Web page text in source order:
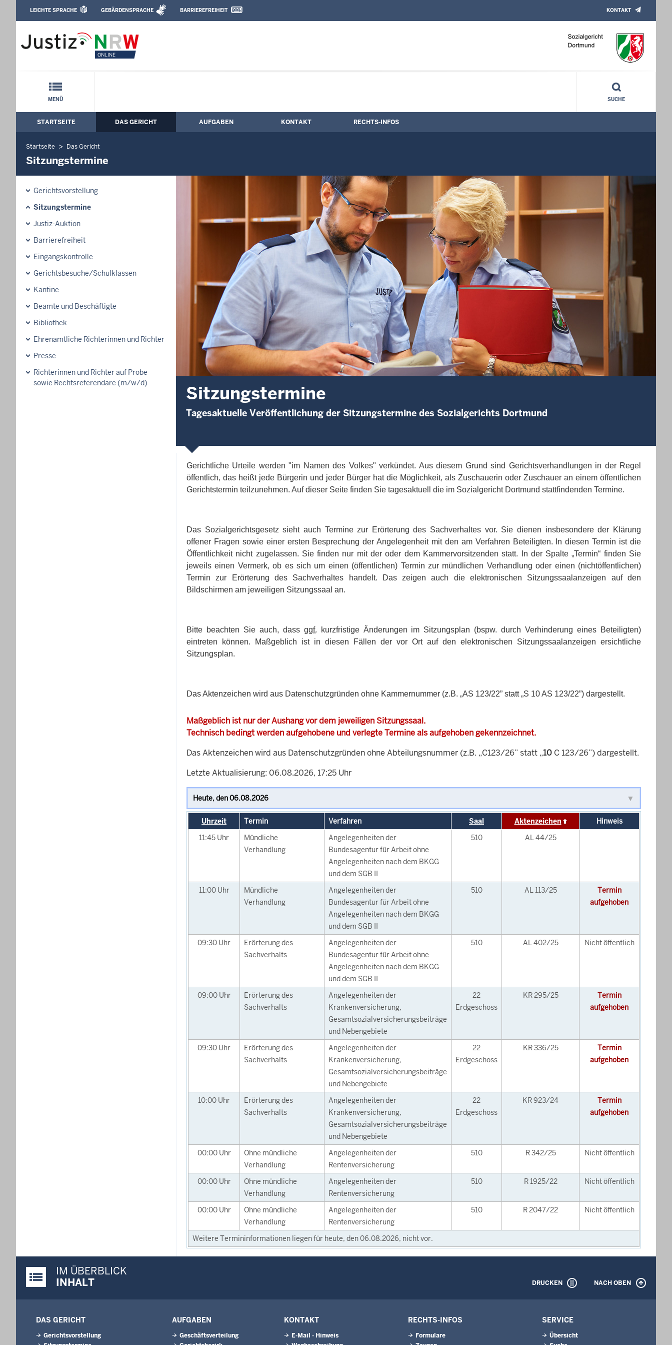
Sozialgericht Dortmund: Sitzungstermine
Leichte Sprache, Gebärdensprachenvideo und Kontaktformular
LEICHTE SPRACHE GEBÄRDENSPRACHE BARRIEREFREIHEIT KONTAKT
Schnellnavigation mit Volltext-Suche
MENÜ SUCHE
Hauptmenü: Hauptnavigation
STARTSEITE DAS GERICHT AUFGABEN KONTAKT RECHTS-INFOS
Startseite Das Gericht
Sitzungstermine
Gerichtsvorstellung
Sitzungstermine
Justiz-Auktion
Barrierefreiheit
Eingangskontrolle
Gerichtsbesuche/Schulklassen
Kantine
Beamte und Beschäftigte
Bibliothek
Ehrenamtliche Richterinnen und Richter
Presse
Richterinnen und Richter auf Probe
sowie Rechtsreferendare (m/w/d)
Sitzungstermine
Tagesaktuelle Veröffentlichung der Sitzungstermine des Sozialgerichts Dortmund
Gerichtliche Urteile werden "im Namen des Volkes" verkündet. Aus diesem Grund sind Gerichtsverhandlungen in der Regel
öffentlich, das heißt jede Bürgerin und jeder Bürger hat die Möglichkeit, als Zuschauerin oder Zuschauer an einem öffentlichen
Gerichtstermin teilzunehmen. Auf dieser Seite finden Sie tagesaktuell die im Sozialgericht Dortmund stattfindenden Termine.
Das Sozialgerichtsgesetz sieht auch Termine zur Erörterung des Sachverhaltes vor. Sie dienen insbesondere der Klärung
offener Fragen sowie einer ersten Besprechung der Angelegenheit mit den am Verfahren Beteiligten. In diesen Termin ist die
Öffentlichkeit nicht zugelassen. Sie finden nur mit der oder dem Kammervorsitzenden statt. In der Spalte „Termin“ finden Sie
jeweils einen Vermerk, ob es sich um einen (öffentlichen) Termin zur mündlichen Verhandlung oder einen (nichtöffentlichen)
Termin zur Erörterung des Sachverhaltes handelt. Das zeigen auch die elektronischen Sitzungssaalanzeigen auf den
Bildschirmen am jeweiligen Sitzungssaal an.
Bitte beachten Sie auch, dass ggf. kurzfristige Änderungen im Sitzungsplan (bspw. durch Verhinderung eines Beteiligten)
eintreten können. Maßgeblich ist in diesen Fällen der vor Ort auf den elektronischen Sitzungssaalanzeigen ersichtliche
Sitzungsplan.
Das Aktenzeichen wird aus Datenschutzgründen ohne Kammernummer (z.B. „AS 123/22” statt „S 10 AS 123/22”) dargestellt.
Maßgeblich ist nur der Aushang vor dem jeweiligen Sitzungssaal.
Technisch bedingt werden aufgehobene und verlegte Termine als aufgehoben gekennzeichnet.
Das Aktenzeichen wird aus Datenschutzgründen ohne Abteilungsnummer (z.B. „C123/26” statt „10 C 123/26”) dargestellt.
Letzte Aktualisierung: 06.08.2026, 17:25 Uhr
Uhrzeit Termin Verfahren Saal Aktenzeichen
Hinweis
11:45 Uhr
Mündliche
Verhandlung
Angelegenheiten der
Bundesagentur für Arbeit ohne
Angelegenheiten nach dem BKGG
und dem SGB II
510 AL 44/25
11:00 Uhr
Mündliche
Verhandlung
Angelegenheiten der
Bundesagentur für Arbeit ohne
Angelegenheiten nach dem BKGG
und dem SGB II
510 AL 113/25
Termin
aufgehoben
09:30 Uhr
Erörterung des
Sachverhalts
Angelegenheiten der
Bundesagentur für Arbeit ohne
Angelegenheiten nach dem BKGG
und dem SGB II
510 AL 402/25 Nicht öffentlich
09:00 Uhr
Erörterung des
Sachverhalts
Angelegenheiten der
Krankenversicherung,
Gesamtsozialversicherungsbeiträge
und Nebengebiete
22
Erdgeschoss
KR 295/25
Termin
aufgehoben
09:30 Uhr
Erörterung des
Sachverhalts
Angelegenheiten der
Krankenversicherung,
Gesamtsozialversicherungsbeiträge
und Nebengebiete
22
Erdgeschoss
KR 336/25
Termin
aufgehoben
10:00 Uhr
Erörterung des
Sachverhalts
Angelegenheiten der
Krankenversicherung,
Gesamtsozialversicherungsbeiträge
und Nebengebiete
22
Erdgeschoss
KR 923/24
Termin
aufgehoben
00:00 Uhr
Ohne mündliche
Verhandlung
Angelegenheiten der
Rentenversicherung
510 R 342/25 Nicht öffentlich
00:00 Uhr
Ohne mündliche
Verhandlung
Angelegenheiten der
Rentenversicherung
510 R 1925/22 Nicht öffentlich
00:00 Uhr
Ohne mündliche
Verhandlung
Angelegenheiten der
Rentenversicherung
510 R 2047/22 Nicht öffentlich
Weitere Termininformationen liegen für heute, den 06.08.2026, nicht vor.
Justiz-Portal im Überblick:
IM ÜBERBLICK
INHALT
DRUCKEN NACH OBEN
DAS GERICHT
Gerichtsvorstellung
AUFGABEN
Geschäftsverteilung
KONTAKT
E-Mail - Hinweis
RECHTS-INFOS
Formulare
SERVICE
Übersicht